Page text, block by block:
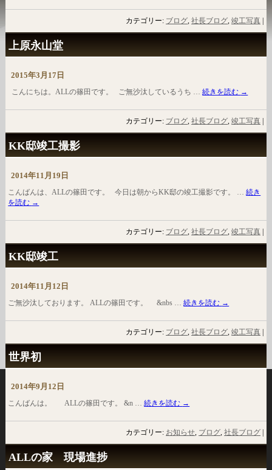
カテゴリー: ブログ,社長ブログ,竣工写真
上原永山堂
2015年3月17日
こんにちは。ALLの篠田です。 ご無沙汰しているうち …続きを読む →
カテゴリー: ブログ,社長ブログ,竣工写真
KK邸竣工撮影
2014年11月19日
こんばんは、ALLの篠田です。 今日は朝からKK邸の竣工撮影です。 …続き
を読む →
カテゴリー: ブログ,社長ブログ,竣工写真
KK邸竣工
2014年11月12日
ご無沙汰しております。 ALLの篠田です。 &nbs …続きを読む →
カテゴリー: ブログ,社長ブログ,竣工写真
世界初
2014年9月12日
こんばんは。 ALLの篠田です。 &n …続きを読む →
カテゴリー: お知らせ, ブログ,社長ブログ
ALLの家 現場進捗